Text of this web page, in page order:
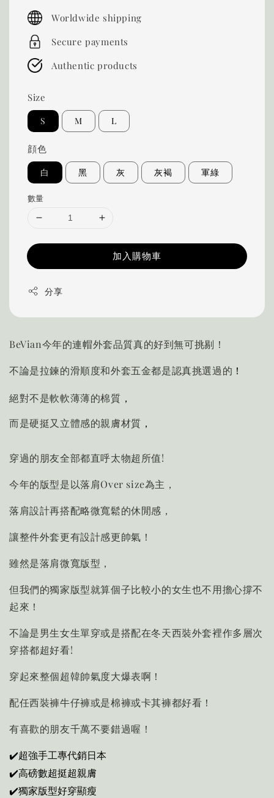
price
Worldwide shipping
Secure payments
Authentic products
Size
S M L
顔色
白 黑 灰 灰褐 軍綠
數量
加入購物車
分享
BeVian今年的連帽外套品質真的好到無可挑剔！
不論是拉鍊的滑順度和外套五金都是認真挑選過的 ！
絕對不是軟軟薄薄的棉質 ，
而是硬挺又立體感的親膚材質 ，
穿過的朋友全部都直呼太物超所值!
今年的版型是以落肩Over size為主，
落肩設計再搭配略微寬鬆的休閒感，
讓整件外套更有設計感更帥氣！
雖然是落肩微寬版型，
但我們的獨家版型就算個子比較小的女生也不用擔心撐不
起來！
不論是男生女生單穿或是搭配在冬天西裝外套裡作多層次
穿搭都超好看!
穿起來整個超韓帥氣度大爆表啊！
配任西裝褲牛仔褲或是棉褲或卡其褲都好看！
有喜歡的朋友千萬不要錯過喔！
✔️超強手工專代銷日本
✔️高磅數超挺超親膚
✔️獨家版型好穿顯瘦